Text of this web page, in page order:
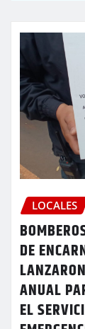
LOCALES
DE
ANUAL
EL